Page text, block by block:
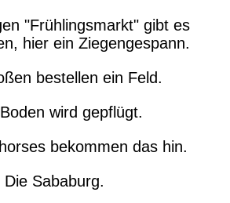
"Frühlingsmarkt" gibt es
hier ein Ziegengespann.
bestellen ein Feld.
wird gepflügt.
bekommen das hin.
Die Sababurg.